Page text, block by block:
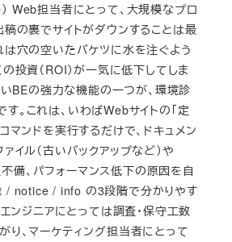
Web担当者にとって、大規模なプロ
稿の裏でサイトがダウンすることは最
は穴の空いたバケツに水を注ぐよう
投資（ROI）が一気に低下してしま
BEの強力な機能の一つが、環境診
す。これは、いわばWebサイトの「定
マンドを実行するだけで、ドキュメン
イル（古いバックアップなど）や
備、パフォーマンス低下の原因を自
/ notice / info の3段階で分かりやす
エンジニアにとっては調査・保守工数
り、マーケティング担当者にとって